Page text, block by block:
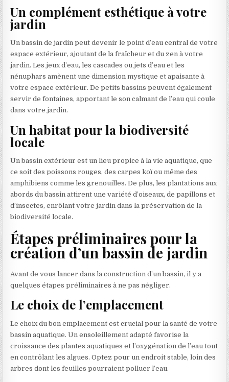
Un complément esthétique à votre
jardin
Un bassin de jardin peut devenir le point d’eau central de votre
espace extérieur, ajoutant de la fraîcheur et du zen à votre
jardin. Les jeux d’eau, les cascades ou jets d’eau et les
nénuphars amènent une dimension mystique et apaisante à
votre espace extérieur. De petits bassins peuvent également
servir de fontaines, apportant le son calmant de l’eau qui coule
dans votre jardin.
Un habitat pour la biodiversité
locale
Un bassin extérieur est un lieu propice à la vie aquatique, que
ce soit des poissons rouges, des carpes koï ou même des
amphibiens comme les grenouilles. De plus, les plantations aux
abords du bassin attirent une variété d’oiseaux, de papillons et
d’insectes, enrôlant votre jardin dans la préservation de la
biodiversité locale.
Étapes préliminaires pour la
création d’un bassin de jardin
Avant de vous lancer dans la construction d’un bassin, il y a
quelques étapes préliminaires à ne pas négliger.
Le choix de l’emplacement
Le choix du bon emplacement est crucial pour la santé de votre
bassin aquatique. Un ensoleillement adapté favorise la
croissance des plantes aquatiques et l’oxygénation de l’eau tout
en contrôlant les algues. Optez pour un endroit stable, loin des
arbres dont les feuilles pourraient polluer l’eau.